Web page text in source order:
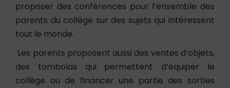
proposer des conférences pour l’ensemble des
parents du collège sur des sujets qui intéressent
tout le monde.
Les parents proposent aussi des ventes d’objets,
des tombolas qui permettent d’équiper le
collège ou de financer une partie des sorties